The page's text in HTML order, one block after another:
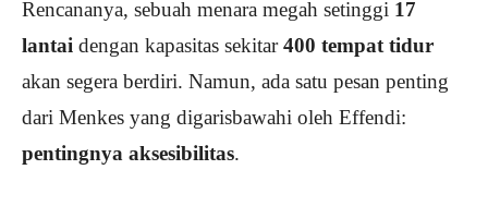
Rencananya, sebuah menara megah setinggi 17
lantai dengan kapasitas sekitar400 tempat tidur
akan segera berdiri. Namun, ada satu pesan penting
dari Menkes yang digarisbawahi oleh Effendi:
pentingnya aksesibilitas.